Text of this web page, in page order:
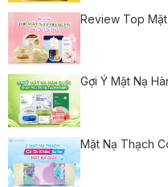
Review Top
Gợi Ý Mặt Nạ
Mặt Nạ Thạch